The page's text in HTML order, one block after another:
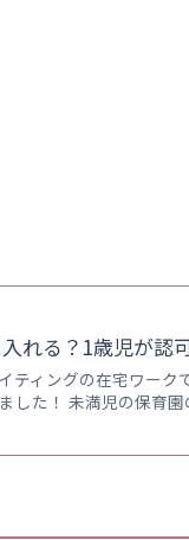
れる？1歳児が認
ティングの在宅ワーク
した！ 未満児の保育